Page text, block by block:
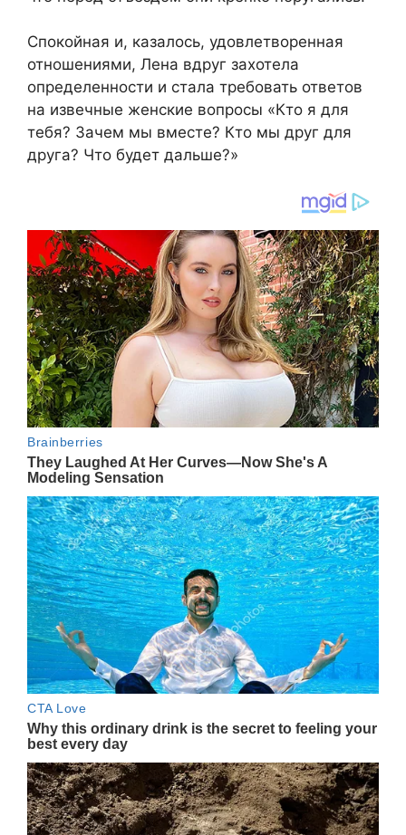
Спокойная и, казалось, удовлетворенная
отношениями, Лена вдруг захотела
определенности и стала требовать ответов
на извечные женские вопросы «Кто я для
тебя? Зачем мы вместе? Кто мы друг для
друга? Что будет дальше?»